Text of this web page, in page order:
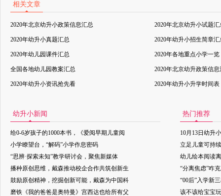
相关文章
2020年北京幼升小政策信息汇总 2020年北京幼升小试题汇
2020年幼升小真题汇总 2020年幼升小招生简章汇
2020年幼儿园课件汇总 2020年各地重点小学一览
全国各地幼儿园教案汇总 2020年北京幼升政策信息
2020年幼升小资讯抢先看 2020年幼升小升学时间表
幼升小新闻
给0-6岁孩子的1000本书，《爱阅早期儿童阅
小学瞭望台，“解码”小学作息密码
“思辨·探索未知”教学研讨会，聚焦新媒体
播种原创思维，戴森推动校企合作共筑创新生
鼓励原创精神，挖掘创新可能，戴森为中国科
磨铁《我的爸爸是奥特曼》宫西达也给所有父
热门推荐
10月13日幼升
立足儿童可持
幼儿绘本阅读
“分离焦虑”咋
“00后”入学新
该不该给宝宝